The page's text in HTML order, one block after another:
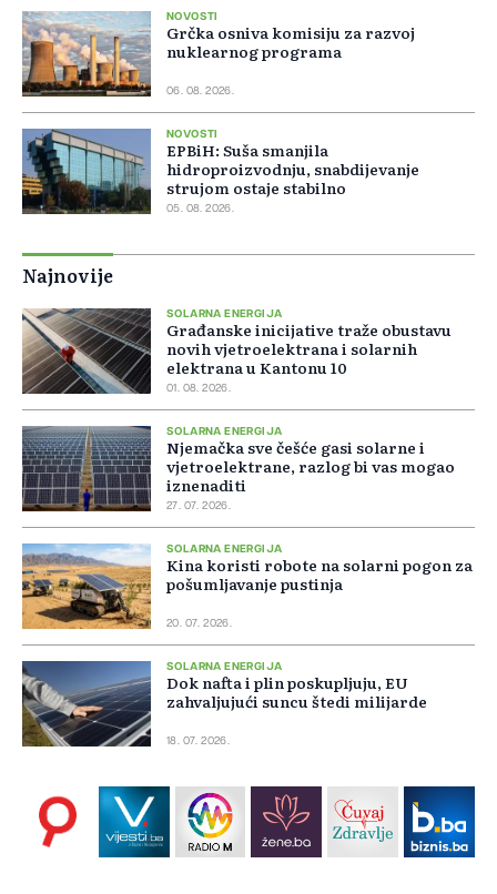
NOVOSTI
Grčka osniva komisiju za razvoj
nuklearnog programa
06. 08. 2026.
NOVOSTI
EPBiH: Suša smanjila
hidroproizvodnju, snabdijevanje
strujom ostaje stabilno
05. 08. 2026.
Najnovije
SOLARNA ENERGIJA
Građanske inicijative traže obustavu
novih vjetroelektrana i solarnih
elektrana u Kantonu 10
01. 08. 2026.
SOLARNA ENERGIJA
Njemačka sve češće gasi solarne i
vjetroelektrane, razlog bi vas mogao
iznenaditi
27. 07. 2026.
SOLARNA ENERGIJA
Kina koristi robote na solarni pogon za
pošumljavanje pustinja
20. 07. 2026.
SOLARNA ENERGIJA
Dok nafta i plin poskupljuju, EU
zahvaljujući suncu štedi milijarde
18. 07. 2026.